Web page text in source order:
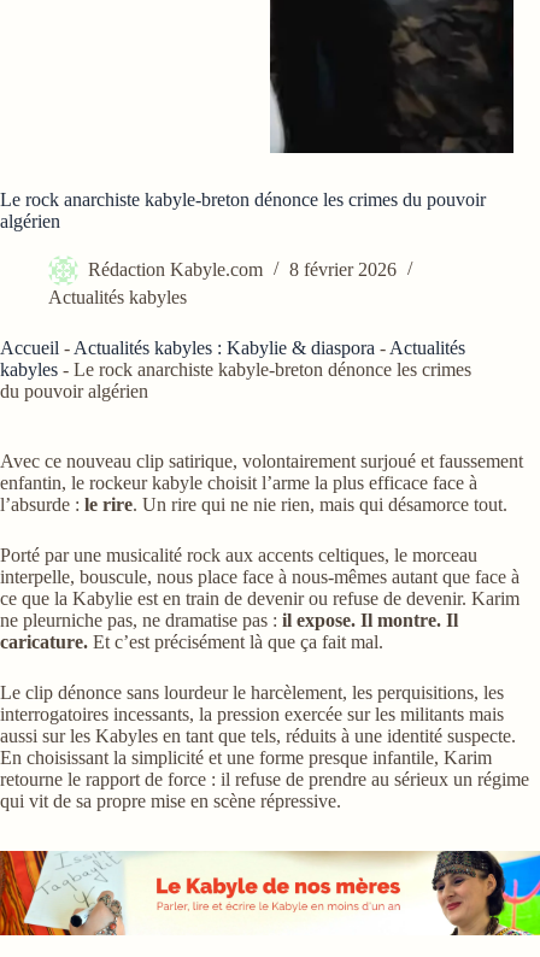
Le rock anarchiste kabyle-breton dénonce les crimes du pouvoir
algérien
Rédaction Kabyle.com
8 février 2026
Actualités kabyles
Accueil - Actualités kabyles : Kabylie & diaspora - Actualités
kabyles - Le rock anarchiste kabyle-breton dénonce les crimes
du pouvoir algérien
Avec ce nouveau clip satirique, volontairement surjoué et faussement
enfantin, le rockeur kabyle choisit l’arme la plus efficace face à
l’absurde : le rire. Un rire qui ne nie rien, mais qui désamorce tout.
Porté par une musicalité rock aux accents celtiques, le morceau
interpelle, bouscule, nous place face à nous-mêmes autant que face à
ce que la Kabylie est en train de devenir ou refuse de devenir. Karim
ne pleurniche pas, ne dramatise pas : il expose. Il montre. Il
caricature. Et c’est précisément là que ça fait mal.
Le clip dénonce sans lourdeur le harcèlement, les perquisitions, les
interrogatoires incessants, la pression exercée sur les militants mais
aussi sur les Kabyles en tant que tels, réduits à une identité suspecte.
En choisissant la simplicité et une forme presque infantile, Karim
retourne le rapport de force : il refuse de prendre au sérieux un régime
qui vit de sa propre mise en scène répressive.